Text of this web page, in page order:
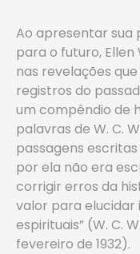
Ao apresentar sua
para o futuro,
nas revelações
registros do
um compêndio de
palavras de W. C.
passagens
por ela não era
corrigir erros da
valor para
espirituais” (W. C.
fevereiro de 1932).